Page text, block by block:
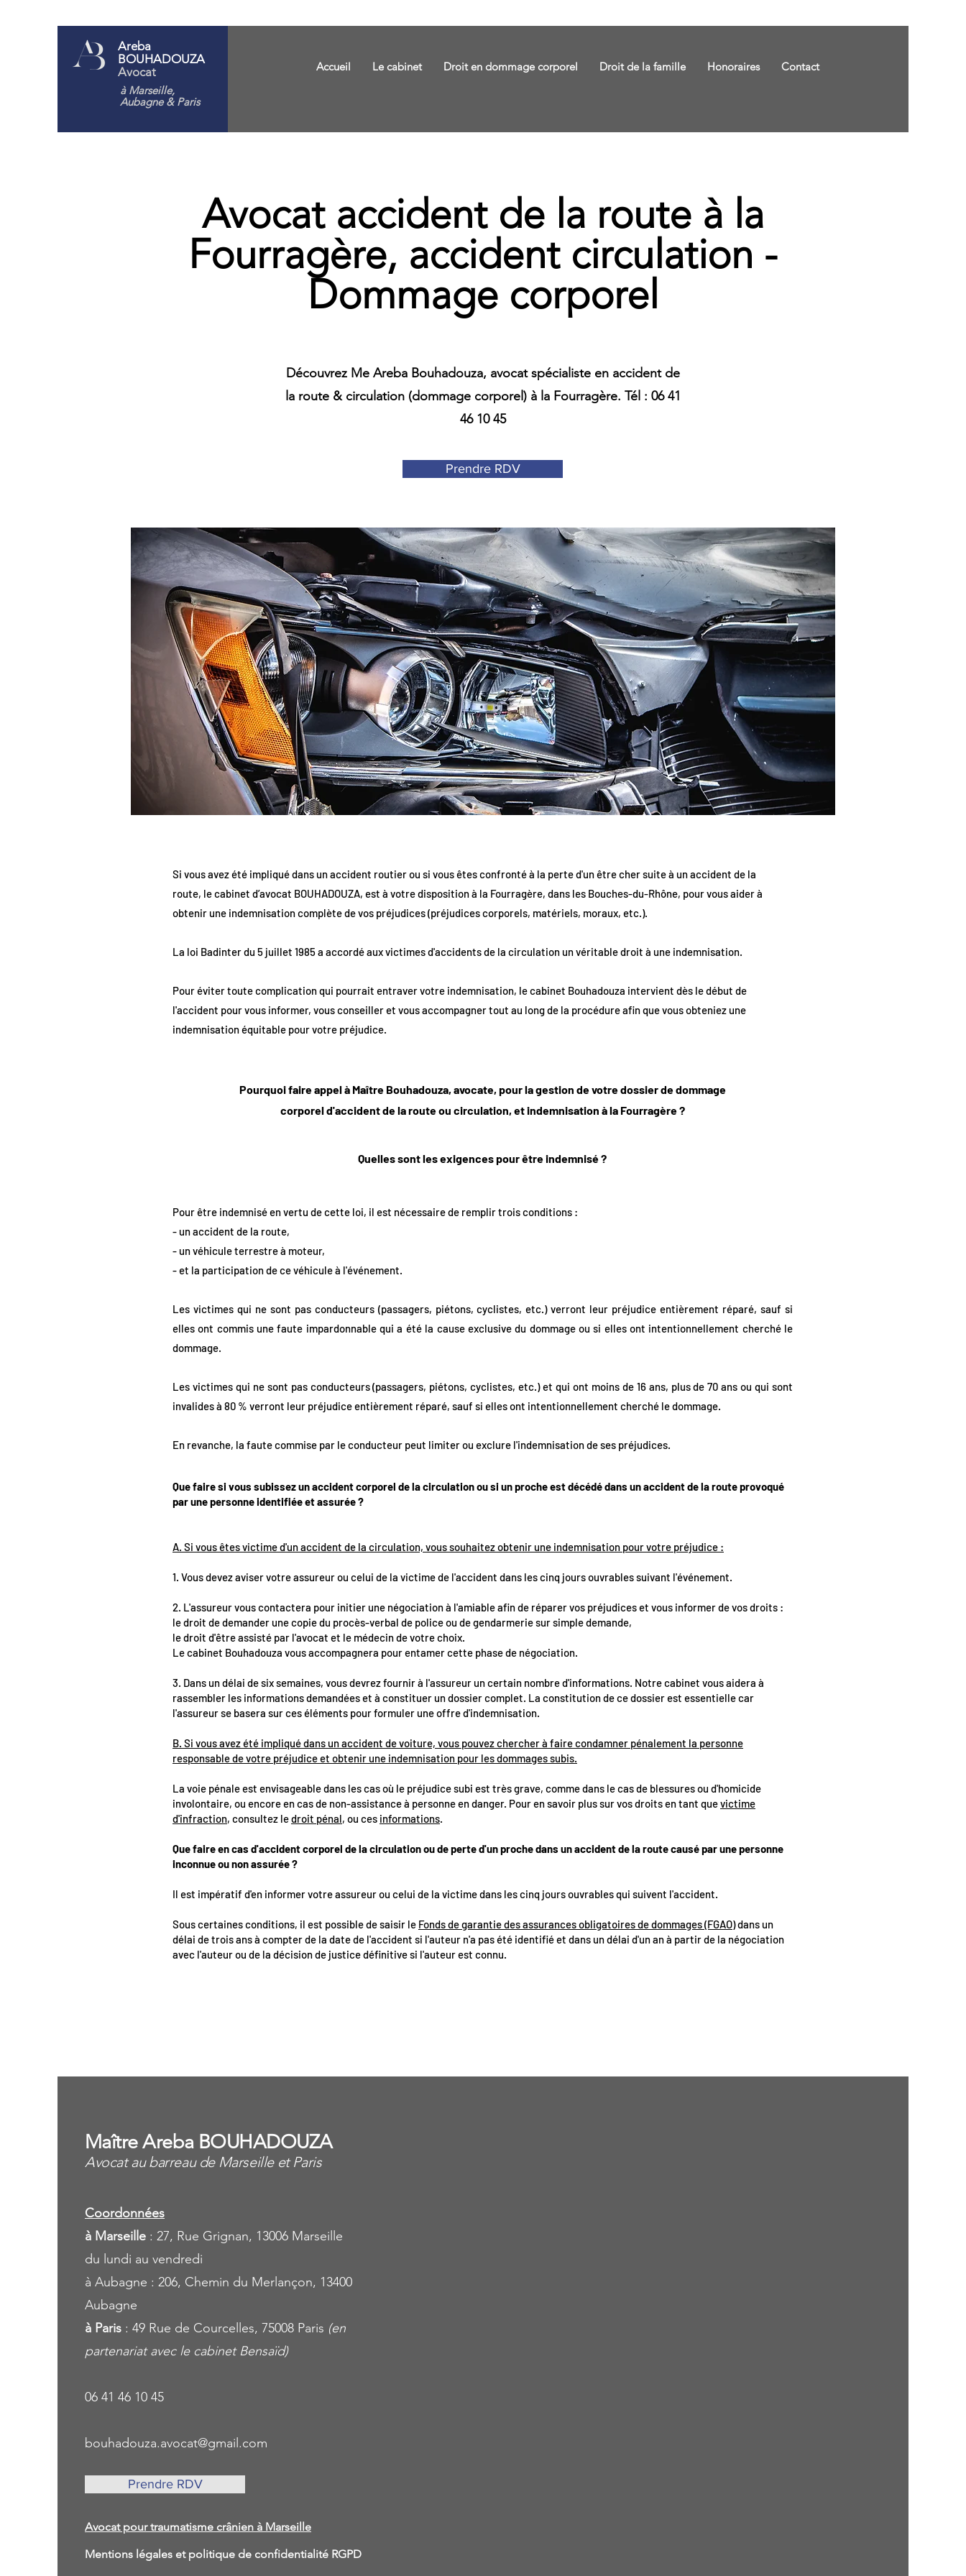
Areba
BOUHADOUZA
Avocat
à Marseille,
Aubagne& Paris
Accueil Le cabinet Droit en dommage corporel Droit de la famille Honoraires Contact
Avocat accident de la route à la
Fourragère, accident circulation -
Dommage corporel
Découvrez Me Areba Bouhadouza, avocat spécialiste en accident de
la route & circulation (dommage corporel) à la Fourragère. Tél : 06 41
46 10 45
Prendre RDV
Si vous avez été impliqué dans un accident routier ou si vous êtes confronté à la perte d'un être cher suite à un accident de la
route, le cabinet d’avocat BOUHADOUZA, est à votre disposition à la Fourragère, dans les Bouches-du-Rhône, pour vous aider à
obtenir une indemnisation complète de vos préjudices (préjudices corporels, matériels, moraux, etc.).
La loi Badinter du 5 juillet 1985 a accordé aux victimes d'accidents de la circulation un véritable droit à une indemnisation.
Pour éviter toute complication qui pourrait entraver votre indemnisation, le cabinet Bouhadouza intervient dès le début de
l'accident pour vous informer, vous conseiller et vous accompagner tout au long de la procédure afin que vous obteniez une
indemnisation équitable pour votre préjudice.
Pourquoi faire appel à Maître Bouhadouza, avocate, pour la gestion de votre dossier de dommage
corporel d'accident de la route ou circulation, et indemnisation à la Fourragère ?
Quelles sont les exigences pour être indemnisé ?
Pour être indemnisé en vertu de cette loi, il est nécessaire de remplir trois conditions :
- un accident de la route,
- un véhicule terrestre à moteur,
- et la participation de ce véhicule à l'événement.
Les victimes qui ne sont pas conducteurs (passagers, piétons, cyclistes, etc.) verront leur préjudice entièrement réparé, sauf si
elles ont commis une faute impardonnable qui a été la cause exclusive du dommage ou si elles ont intentionnellement cherché le
dommage.
Les victimes qui ne sont pas conducteurs (passagers, piétons, cyclistes, etc.) et qui ont moins de 16 ans, plus de 70 ans ou qui sont
invalides à 80 % verront leur préjudice entièrement réparé, sauf si elles ont intentionnellement cherché le dommage.
En revanche, la faute commise par le conducteur peut limiter ou exclure l'indemnisation de ses préjudices.
Que faire si vous subissez un accident corporel de la circulation ou si un proche est décédé dans un accident de la route provoqué
par une personne identifiée et assurée ?
A. Si vous êtes victime d'un accident de la circulation, vous souhaitez obtenir une indemnisation pour votre préjudice :
1. Vous devez aviser votre assureur ou celui de la victime de l'accident dans les cinq jours ouvrables suivant l'événement.
2. L'assureur vous contactera pour initier une négociation à l'amiable afin de réparer vos préjudices et vous informer de vos droits :
le droit de demander une copie du procès-verbal de police ou de gendarmerie sur simple demande,
le droit d'être assisté par l'avocat et le médecin de votre choix.
Le cabinet Bouhadouza vous accompagnera pour entamer cette phase de négociation.
3. Dans un délai de six semaines, vous devrez fournir à l'assureur un certain nombre d'informations. Notre cabinet vous aidera à
rassembler les informations demandées et à constituer un dossier complet. La constitution de ce dossier est essentielle car
l'assureur se basera sur ces éléments pour formuler une offre d'indemnisation.
B. Si vous avez été impliqué dans un accident de voiture, vous pouvez chercher à faire condamner pénalement la personne
responsable de votre préjudice et obtenir une indemnisation pour les dommages subis.
La voie pénale est envisageable dans les cas où le préjudice subi est très grave, comme dans le cas de blessures ou d'homicide
involontaire, ou encore en cas de non-assistance à personne en danger. Pour en savoir plus sur vos droits en tant quevictime
d'infraction, consultez ledroit pénal, ou ces informations.
Que faire en cas d'accident corporel de la circulation ou de perte d'un proche dans un accident de la route causé par une personne
inconnue ou non assurée ?
Il est impératif d'en informer votre assureur ou celui de la victime dans les cinq jours ouvrables qui suivent l'accident.
Sous certaines conditions, il est possible de saisir le Fonds de garantie des assurances obligatoires de dommages (FGAO)dans un
délai de trois ans à compter de la date de l'accident si l'auteur n'a pas été identifié et dans un délai d'un an à partir de la négociation
avec l'auteur ou de la décision de justice définitive si l'auteur est connu.
Maître Areba BOUHADOUZA
Avocat au barreau de Marseille et Paris
Coordonnées
à Marseille : 27, Rue Grignan, 13006 Marseille
du lundi au vendredi
à Aubagne : 206, Chemin du Merlançon, 13400
Aubagne
à Paris : 49 Rue de Courcelles, 75008 Paris (en
partenariat avec le cabinet Bensaïd)
06 41 46 10 45
bouhadouza.avocat@gmail.com
Prendre RDV
Avocat pour traumatisme crânien à Marseille
Mentions légales et politique de confidentialité RGPD